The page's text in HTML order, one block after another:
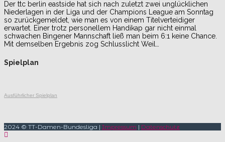
Der ttc berlin eastside hat sich nach zuletzt zwei unglücklichen
Niederlagen in der Liga und der Champions League am Sonntag
so zurückgemeldet, wie man es von einem Titelverteidiger
erwartet. Einer trotz personellem Handikap gar nicht einmal
schwachen Bingener Mannschaft ließ man beim 6:1 keine Chance.
Mit demselben Ergebnis zog Schlusslicht Weil…
Spielplan
Ausführlicher Spielplan
2024 © TT-Damen-Bundesliga | Impressum | Datenschutz